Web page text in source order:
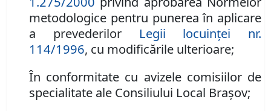
metodologice pentru punerea în aplicare
a prevederilor Legii locuinţei nr.
114/1996, cu modificările ulterioare;
În conformitate cu avizele comisiilor de
specialitate ale Consiliului Local Braşov;